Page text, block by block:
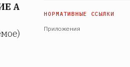
А
Приложения